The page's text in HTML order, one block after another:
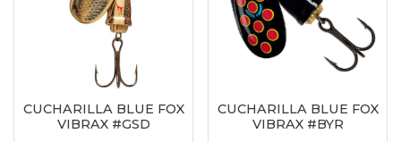
CUCHARILLA BLUE FOX
VIBRAX #GSD
CUCHARILLA BLUE FOX
VIBRAX #BYR